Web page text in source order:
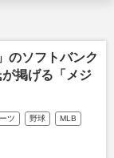
のソフトバンク
掲げる「メジ
ツ 野球 MLB